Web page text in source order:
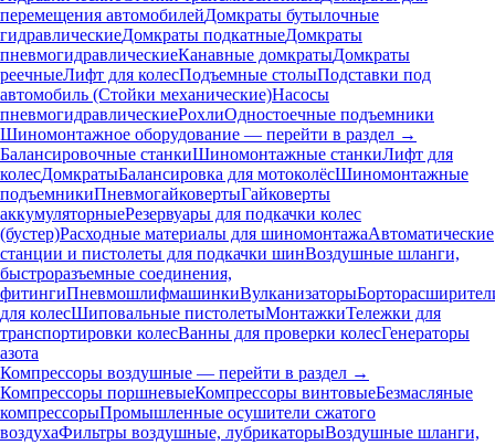
перемещения автомобилейДомкраты бутылочные
гидравлическиеДомкраты подкатныеДомкраты
пневмогидравлическиеКанавные домкратыДомкраты
реечныеЛифт для колесПодъемные столыПодставки под
автомобиль (Стойки механические)Насосы
пневмогидравлическиеРохлиОдностоечные подъемники
Шиномонтажное оборудование — перейти в раздел →
Балансировочные станкиШиномонтажные станкиЛифт для
колесДомкратыБалансировка для мотоколёсШиномонтажные
подъемникиПневмогайковертыГайковерты
аккумуляторныеРезервуары для подкачки колес
(бустер)Расходные материалы для шиномонтажаАвтоматические
станции и пистолеты для подкачки шинВоздушные шланги,
быстроразъемные соединения,
фитингиПневмошлифмашинкиВулканизаторы
для колесШиповальные пистолетыМонтажкиТележки для
транспортировки колесВанны для проверки колесГенераторы
азота
Компрессоры воздушные — перейти в раздел →
Компрессоры поршневыеКомпрессоры винтовыеБезмасляные
компрессорыПромышленные осушители сжатого
воздухаФильтры воздушные, лубрикаторыВоздушные шланги,